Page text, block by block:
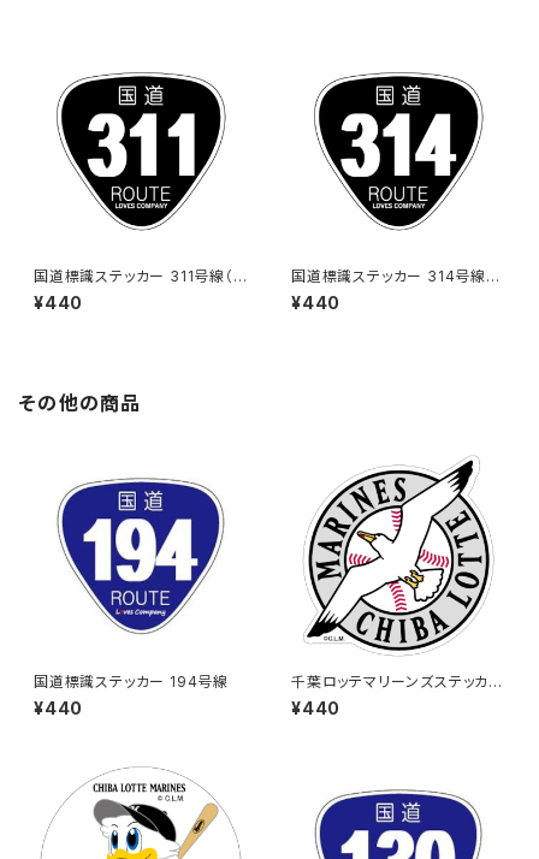
国道標識ステッカー 311号線（ブ
ラック）
¥440
国道標識ステッカー 314号線
（ブラック）
¥440
その他の商品
国道標識ステッカー 194号線
¥440
千葉ロッテマリーンズステッカー
15
¥440